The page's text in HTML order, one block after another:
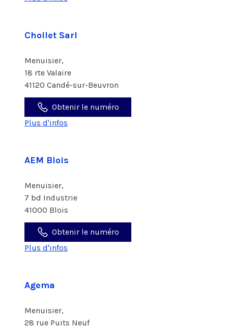
Chollet Sarl
Menuisier,
18 rte Valaire
41120 Candé-sur-Beuvron
Obtenir le numéro
Plus d'infos
AEM Blois
Menuisier,
7 bd Industrie
41000 Blois
Obtenir le numéro
Plus d'infos
Agema
Menuisier,
28 rue Puits Neuf